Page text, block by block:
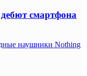
смартфона
наушники Nothing